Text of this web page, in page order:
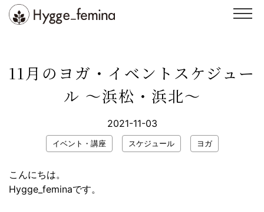
Skip
整体 イベント・講座
インストラクター
ブログ お客様の声
11月のヨガ・イベントスケジュー
ル 〜浜松・浜北〜
2021-11-03
イベント・講座 スケジュール ヨガ
こんにちは。
Hygge_feminaです。